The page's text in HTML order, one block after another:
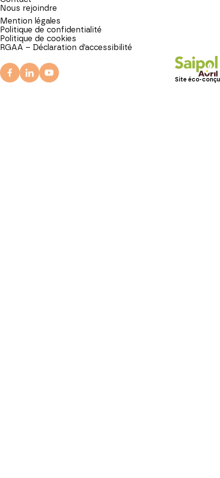
Nous rejoindre
Mention légales
Politique de confidentialité
Politique de cookies
RGAA – Déclaration d’accessibilité
Site éco-conçu